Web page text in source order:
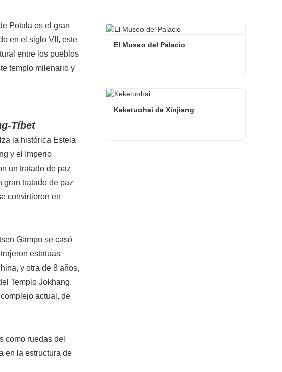
Potala es el gran
en el siglo VII, este
entre los pueblos
templo milenario y
Tíbet
la histórica Estela
y el Imperio
un tratado de paz
gran tratado de paz
convirtieron en
Gampo se casó
estatuas
y otra de 8 años,
Templo Jokhang.
actual, de
como ruedas del
en la estructura de
El Museo del Palacio
El Museo del Palacio
Contacta ahora
Keketuohai de Xinjiang